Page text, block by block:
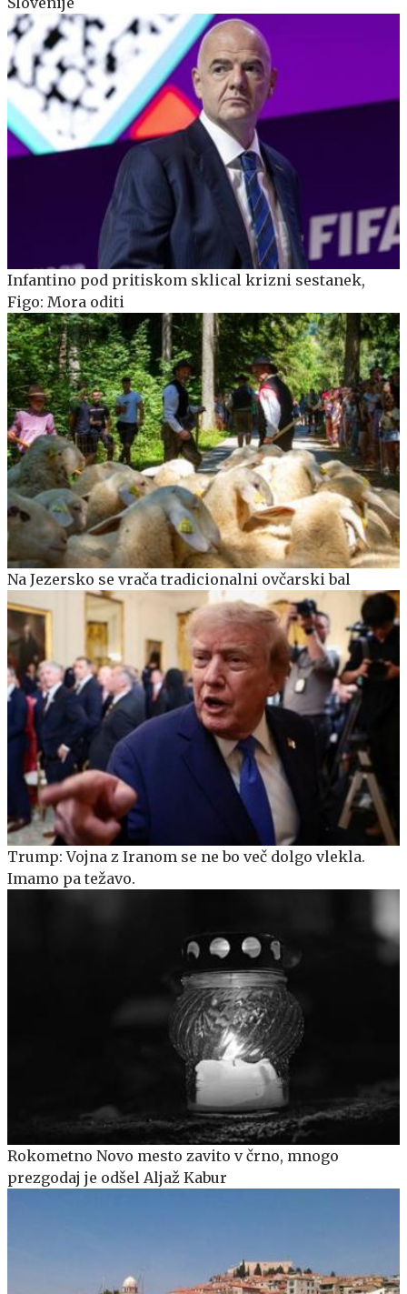
Infantino pod pritiskom sklical krizni sestanek,
Figo: Mora oditi
Na Jezersko se vrača tradicionalni ovčarski bal
Trump: Vojna z Iranom se ne bo več dolgo vlekla.
Imamo pa težavo.
Rokometno Novo mesto zavito v črno, mnogo
prezgodaj je odšel Aljaž Kabur